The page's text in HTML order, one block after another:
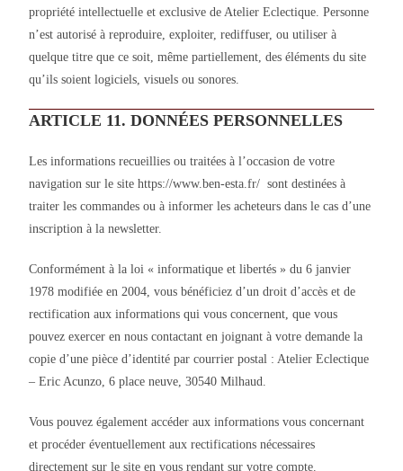
propriété intellectuelle et exclusive de Atelier Eclectique. Personne
n’est autorisé à reproduire, exploiter, rediffuser, ou utiliser à
quelque titre que ce soit, même partiellement, des éléments du site
qu’ils soient logiciels, visuels ou sonores.
ARTICLE 11. DONNÉES PERSONNELLES
Les informations recueillies ou traitées à l’occasion de votre
navigation sur le site https://www.ben-esta.fr/ sont destinées à
traiter les commandes ou à informer les acheteurs dans le cas d’une
inscription à la newsletter.
Conformément à la loi « informatique et libertés » du 6 janvier
1978 modifiée en 2004, vous bénéficiez d’un droit d’accès et de
rectification aux informations qui vous concernent, que vous
pouvez exercer en nous contactant en joignant à votre demande la
copie d’une pièce d’identité par courrier postal : Atelier Eclectique
– Eric Acunzo, 6 place neuve, 30540 Milhaud.
Vous pouvez également accéder aux informations vous concernant
et procéder éventuellement aux rectifications nécessaires
directement sur le site en vous rendant sur votre compte.